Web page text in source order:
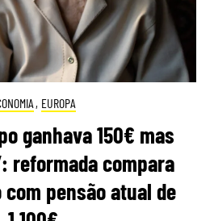
, EUROPA
ganhava 150€ mas
reformada compara
pensão atual de